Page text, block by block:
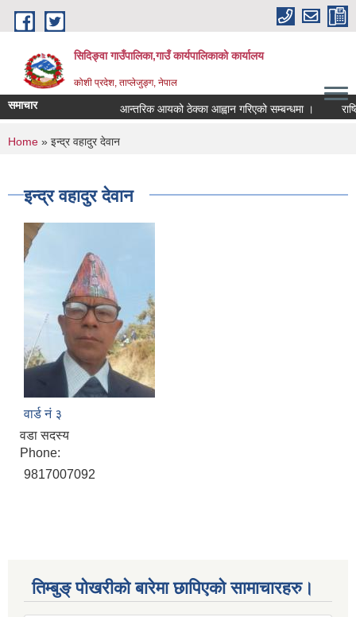
Skip to main content
सिदिङ्वा गाउँपालिका,गाउँ कार्यपालिकाको कार्यालय
कोशी प्रदेश, ताप्लेजुङ्ग, नेपाल
समाचार आन्तरिक आयको ठेक्का आह्वान गरिएको सम्बन्धमा ।
You are here
Home » इन्द्र वहादुर देवान
इन्द्र वहादुर देवान
वार्ड नं ३
वडा सदस्य
Phone:
9817007092
तिम्बुङ् पोखरीको बारेमा छापिएको सामाचारहरु।